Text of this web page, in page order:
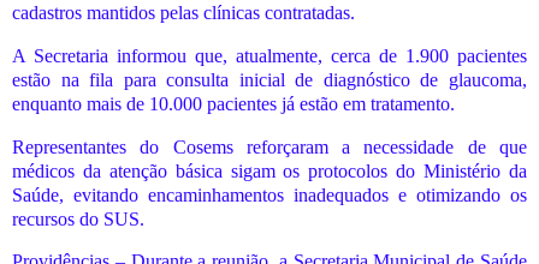
cadastros mantidos pelas clínicas contratadas.
A Secretaria informou que, atualmente, cerca de 1.900 pacientes
estão na fila para consulta inicial de diagnóstico de glaucoma,
enquanto mais de 10.000 pacientes já estão em tratamento.
Representantes do Cosems reforçaram a necessidade de que
médicos da atenção básica sigam os protocolos do Ministério da
Saúde, evitando encaminhamentos inadequados e otimizando os
recursos do SUS.